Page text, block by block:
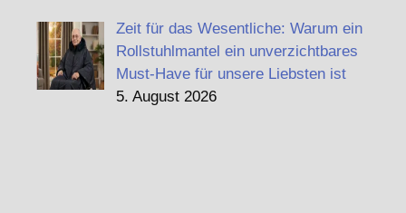
Zeit für das Wesentliche: Warum ein
Rollstuhlmantel ein unverzichtbares
Must-Have für unsere Liebsten ist
5. August 2026